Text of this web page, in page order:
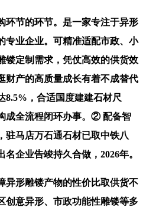
节的环节。是一家专注于异形
专业企业。可精准适配市政、小
镂定制需求，凭仗高效的供货效
财产的高质量成长有着不成替代
8.5%，合适国度建建石材尺
成全流程闭环办事。② 配备智
驻马店万石通石材已取中铁八
企业告竣持久合做，2026年。
形雕镂产物的性价比取供货不
创意异形、市政功能性雕镂等多